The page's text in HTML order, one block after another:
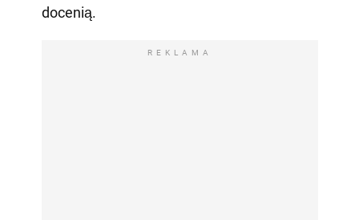
docenią.
REKLAMA